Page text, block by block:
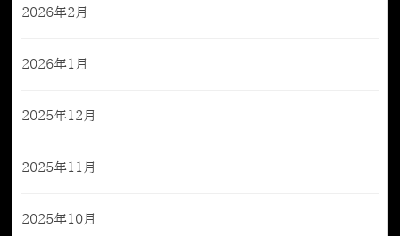
2026年2月
2026年1月
2025年12月
2025年11月
2025年10月